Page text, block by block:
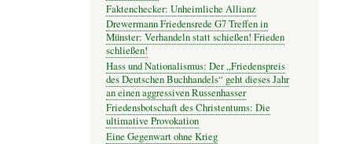
Faktenchecker: Unheimliche Allianz
Drewermann Friedensrede G7 Treffen in
Münster: Verhandeln statt schießen! Frieden
schließen!
Hass und Nationalismus: Der „Friedenspreis
des Deutschen Buchhandels“ geht dieses Jahr
an einen aggressiven Russenhasser
Friedensbotschaft des Christentums: Die
ultimative Provokation
Eine Gegenwart ohne Krieg